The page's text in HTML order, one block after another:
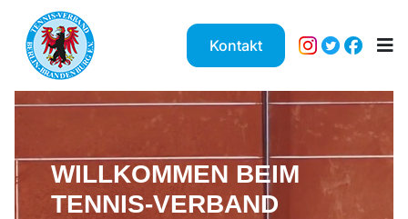
Kontakt
WILLKOMMEN BEIM
TENNIS-VERBAND